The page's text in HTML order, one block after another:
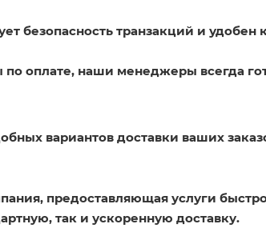
безопасность транзакций и
по оплате, наши менеджеры всегда
вариантов доставки ваших
предоставляющая услуги
так и ускоренную доставку.